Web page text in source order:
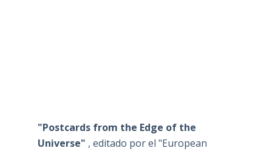
"Postcards from the Edge of the
Universe" , editado por el "European